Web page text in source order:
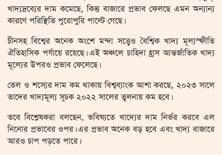
খাদ্যদ্রব্যের দাম কমেছে, কিন্তু বাজারে প্রভাব ফেলছে এমন অন্যান্য
কারণে পরিস্থিতি পুরোপুরি পাল্টে গেছে।
চীনসহ বিশ্বের অনেক অংশে মন্দা সত্ত্বেও বৈশ্বিক খাদ্য মূল্যস্ফীতি
ঐতিহাসিক পর্যায়ে রয়েছে। এই অঞ্চলে চাহিদা হ্রাস আন্তর্জাতিক খাদ্য
মূল্যের উপরও প্রভাব ফেলেছে।
তেল ও শস্যের দাম কম থাকায় বিশ্বব্যাংক আশা করছে, ২০২৩ সালে
তাদের খাদ্যমূল্য সূচক ২০২২ সালের তুলনায় কম হবে।
তবে বিশ্লেষকরা বলছেন, ভবিষ্যতে খাদ্যের দাম নির্ভর করবে এল
নিনোর প্রভাবের ওপর। এর প্রভাব অনেক বড় হবে এবং খাদ্য বাজারে
আরও চাপ পড়তে পারে।